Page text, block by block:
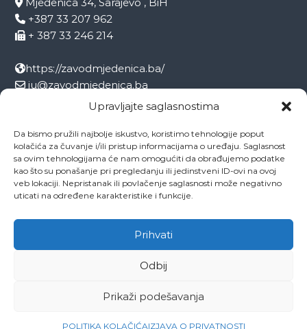
Upravljajte saglasnostima
Da bismo pružili najbolje iskustvo, koristimo tehnologije poput
kolačića za čuvanje i/ili pristup informacijama o uređaju. Saglasnost
sa ovim tehnologijama će nam omogućiti da obrađujemo podatke
kao što su ponašanje pri pregledanju ili jedinstveni ID-ovi na ovoj
veb lokaciji. Nepristanak ili povlačenje saglasnosti može negativno
uticati na određene karakteristike i funkcije.
Prihvati
Odbij
Prikaži podešavanja
POLITIKA KOLAČIĆAIZJAVA O PRIVATNOSTI
+387 33 207 962
+ 387 33 246 214
https://zavodmjedenica.ba/
ju@zavodmjedenica.ba
info@zamjed.edu.ba
Direktor:
+ 387 33 207 963
Sekretar:
+ 387 33 215 668
Pedagog:
+ 387 33 246 212
Psiholog:
+ 387 33 246 208
+ 387 33 207 001
ZAVOD MJEDENICA SARAJEVO
Ovo je naša Mjedenica Dokumenti